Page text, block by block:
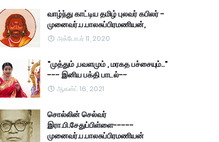
வாழ்ந்து காட்டிய தமிழ் புலவர் கபிலர் -
முனைவர்.ப.பாலசுப்பிரமணியன்,
அக்டோபர் 11, 2020
"முத்தும் ,பவளமும் , மரகத பச்சையும்.."
--- இனிய பக்தி பாடல்--
ஆகஸ்ட் 16, 2021
சொல்லின் செல்வர்
இரா.பி.சேதுப்பிள்ளை-----
முனைவர்.ப.பாலசுப்பிரமணியன்